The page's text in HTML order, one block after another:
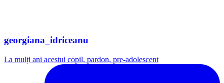
georgiana_idriceanu
La mulți ani acestui copil, pardon, pre-adolescent